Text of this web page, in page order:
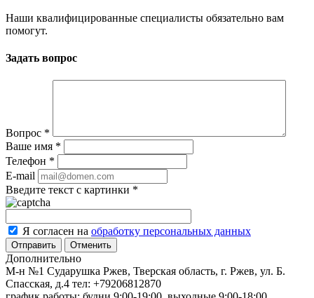
Наши квалифицированные специалисты обязательно вам
помогут.
Задать вопрос
Вопрос *
Ваше имя *
Телефон *
E-mail
Введите текст с картинки *
Я согласен на обработку персональных данных
Отменить
Дополнительно
М-н №1 Сударушка Ржев, Тверская область, г. Ржев, ул. Б.
Спасская, д.4 тел: +79206812870